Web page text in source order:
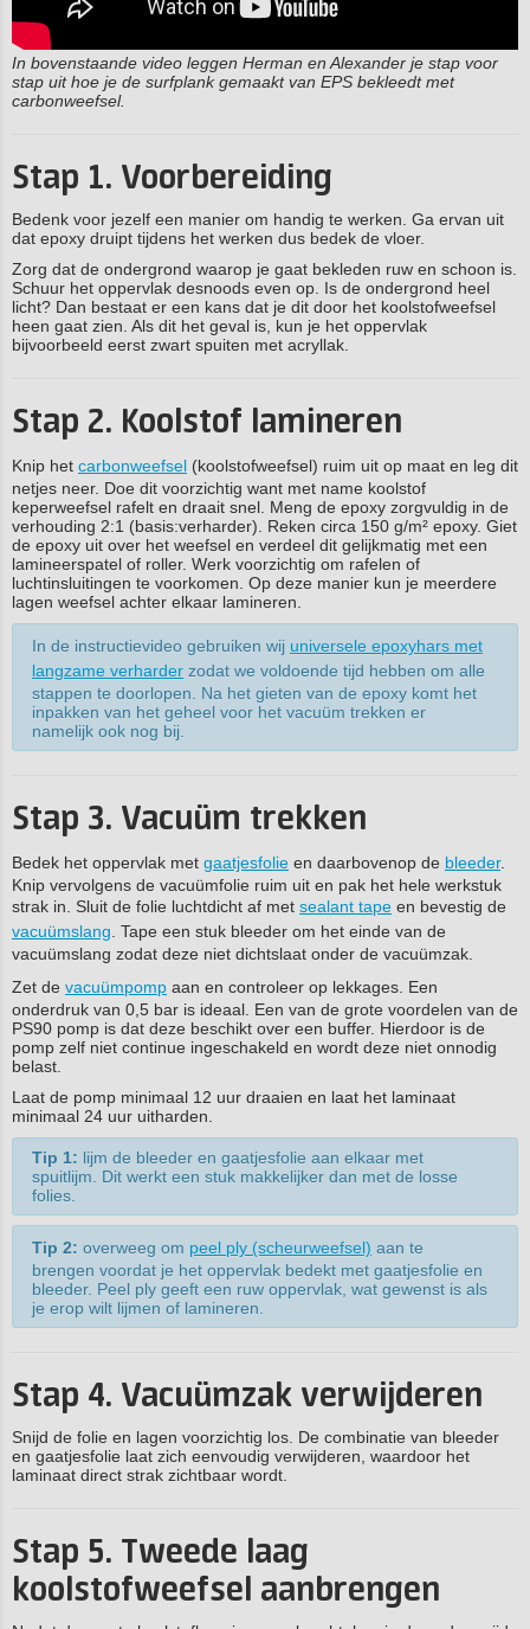
In bovenstaande video leggen Herman en Alexander je stap voor
stap uit hoe je de surfplank gemaakt van EPS bekleedt met
carbonweefsel.
Stap 1. Voorbereiding
Bedenk voor jezelf een manier om handig te werken. Ga ervan uit
dat epoxy druipt tijdens het werken dus bedek de vloer.
Zorg dat de ondergrond waarop je gaat bekleden ruw en schoon is.
Schuur het oppervlak desnoods even op. Is de ondergrond heel
licht? Dan bestaat er een kans dat je dit door het koolstofweefsel
heen gaat zien. Als dit het geval is, kun je het oppervlak
bijvoorbeeld eerst zwart spuiten met acryllak.
Stap 2. Koolstof lamineren
Knip het carbonweefsel (koolstofweefsel) ruim uit op maat en leg dit
netjes neer. Doe dit voorzichtig want met name koolstof
keperweefsel rafelt en draait snel. Meng de epoxy zorgvuldig in de
verhouding 2:1 (basis:verharder). Reken circa 150 g/m² epoxy. Giet
de epoxy uit over het weefsel en verdeel dit gelijkmatig met een
lamineerspatel of roller. Werk voorzichtig om rafelen of
luchtinsluitingen te voorkomen. Op deze manier kun je meerdere
lagen weefsel achter elkaar lamineren.
In de instructievideo gebruiken wij universele epoxyhars met
langzame verharder zodat we voldoende tijd hebben om alle
stappen te doorlopen. Na het gieten van de epoxy komt het
inpakken van het geheel voor het vacuüm trekken er
namelijk ook nog bij.
Stap 3. Vacuüm trekken
Bedek het oppervlak met gaatjesfolie en daarbovenop de bleeder.
Knip vervolgens de vacuümfolie ruim uit en pak het hele werkstuk
strak in. Sluit de folie luchtdicht af met sealant tape en bevestig de
vacuümslang. Tape een stuk bleeder om het einde van de
vacuümslang zodat deze niet dichtslaat onder de vacuümzak.
Zet de vacuümpomp aan en controleer op lekkages. Een
onderdruk van 0,5 bar is ideaal. Een van de grote voordelen van de
PS90 pomp is dat deze beschikt over een buffer. Hierdoor is de
pomp zelf niet continue ingeschakeld en wordt deze niet onnodig
belast.
Laat de pomp minimaal 12 uur draaien en laat het laminaat
minimaal 24 uur uitharden.
Tip 1: lijm de bleeder en gaatjesfolie aan elkaar met
spuitlijm. Dit werkt een stuk makkelijker dan met de losse
folies.
Tip 2: overweeg om peel ply (scheurweefsel) aan te
brengen voordat je het oppervlak bedekt met gaatjesfolie en
bleeder. Peel ply geeft een ruw oppervlak, wat gewenst is als
je erop wilt lijmen of lamineren.
Stap 4. Vacuümzak verwijderen
Snijd de folie en lagen voorzichtig los. De combinatie van bleeder
en gaatjesfolie laat zich eenvoudig verwijderen, waardoor het
laminaat direct strak zichtbaar wordt.
Stap 5. Tweede laag
koolstofweefsel aanbrengen